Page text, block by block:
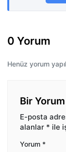
0 Yorum
Henüz yorum
Bir Yorum
E-posta
alanlar * ile
Yorum *